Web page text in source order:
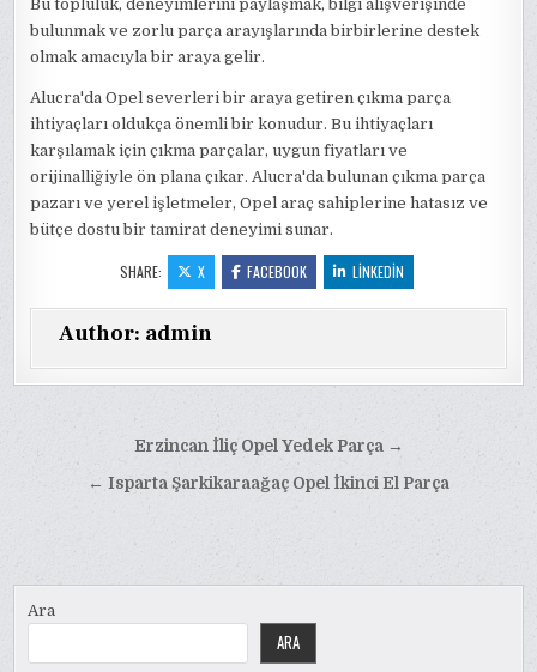
Bu topluluk, deneyimlerini paylaşmak, bilgi alışverişinde
bulunmak ve zorlu parça arayışlarında birbirlerine destek
olmak amacıyla bir araya gelir.
Alucra'da Opel severleri bir araya getiren çıkma parça
ihtiyaçları oldukça önemli bir konudur. Bu ihtiyaçları
karşılamak için çıkma parçalar, uygun fiyatları ve
orijinalliğiyle ön plana çıkar. Alucra'da bulunan çıkma parça
pazarı ve yerel işletmeler, Opel araç sahiplerine hatasız ve
bütçe dostu bir tamirat deneyimi sunar.
SHARE: X FACEBOOK LINKEDIN
Author: admin
gezinmesi
Erzincan İliç Opel Yedek Parça →
← Isparta Şarkikaraağaç Opel İkinci El Parça
Ara
ARA